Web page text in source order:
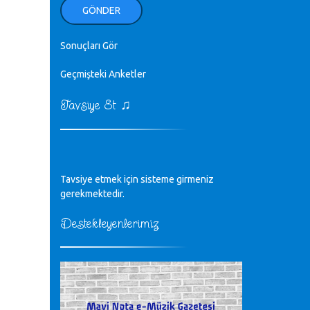
ellerinden benim için öpün.
Kurtuluş Çelebi - 07.01.2023
♪
Mavi Nota - 24.11.2022
♪
Biliyorum Cüneyt bey, yazımda da
♪
sayın müfit bey bilgilerinizi kontrol
edi 6440 sayılı cso kurulrş kanununda
GÖNDER
Sonuçları Gör
Geçmişteki Anketler
Tavsiye Et ♫
Tavsiye etmek için sisteme girmeniz
gerekmektedir.
Destekleyenlerimiz